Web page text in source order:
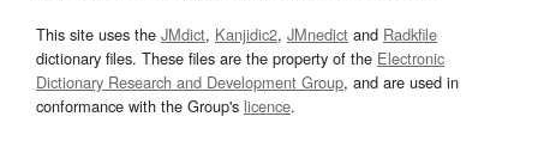
This site uses the JMdict, Kanjidic2, JMnedict and Radkfile
dictionary files. These files are the property of the Electronic
Dictionary Research and Development Group, and are used in
conformance with the Group's licence.